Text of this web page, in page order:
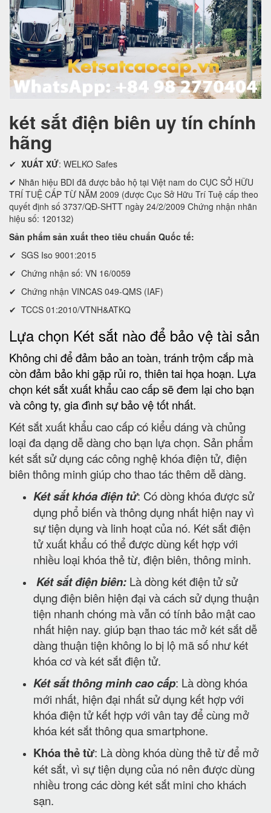
két sắt điện biên uy tín chính
hãng
✔ XUẤT XỨ: WELKO Safes
✔ Nhãn hiệu BDI đã được bảo hộ tại Việt nam do CỤC SỞ HỮU
TRÍ TUỆ CẤP TỪ NĂM 2009 (được Cục Sở Hữu Trí Tuệ cấp theo
quyết định số 3737/QĐ-SHTT ngày 24/2/2009 Chứng nhận nhãn
hiệu số: 120132)
Sản phẩm sản xuất theo tiêu chuẩn Quốc tế:
✔ SGS Iso 9001:2015
✔ Chứng nhận số: VN 16/0059
✔ Chứng nhận VINCAS 049-QMS (IAF)
✔ TCCS 01:2010/VTNH&ATKQ
Lựa chọn Két sắt nào để bảo vệ tài sản
Không chi để đảm bảo an toàn, tránh trộm cắp mà
còn đảm bảo khi gặp rủi ro, thiên tai họa hoạn. Lựa
chọn két sắt xuất khẩu cao cấp sẽ đem lại cho bạn
và công ty, gia đình sự bảo vệ tốt nhất.
Két sắt xuất khẩu cao cấp có kiểu dáng và chủng
loại đa dạng dễ dàng cho bạn lựa chọn. Sản phẩm
két sắt sử dụng các công nghệ khóa điện tử, điện
biên thông minh giúp cho thao tác thêm dễ dàng.
Két sắt khóa điện tử: Có dòng khóa được sử
dụng phổ biến và thông dụng nhất hiện nay vì
sự tiện dụng và linh hoạt của nó. Két sắt điện
tử xuất khẩu có thể được dùng kết hợp với
nhiều loại khóa thẻ từ, điện biên, thông minh.
Két sắt điện biên: Là dòng két điện tử sử
dụng điện biên hiện đại và cách sử dụng thuận
tiện nhanh chóng mà vẫn có tính bảo mật cao
nhất hiện nay. giúp bạn thao tác mở két sắt dễ
dàng thuận tiện không lo bị lộ mã số như két
khóa cơ và két sắt điện tử.
Két sắt thông minh cao cấp: Là dòng khóa
mới nhất, hiện đại nhất sử dụng kết hợp với
khóa điện tử kết hợp với vân tay để cùng mở
khóa két sắt thông qua smartphone.
Khóa thẻ từ: Là dòng khóa dùng thẻ từ để mở
két sắt, vì sự tiện dụng của nó nên được dùng
nhiều trong các dòng két sắt mini cho khách
sạn.